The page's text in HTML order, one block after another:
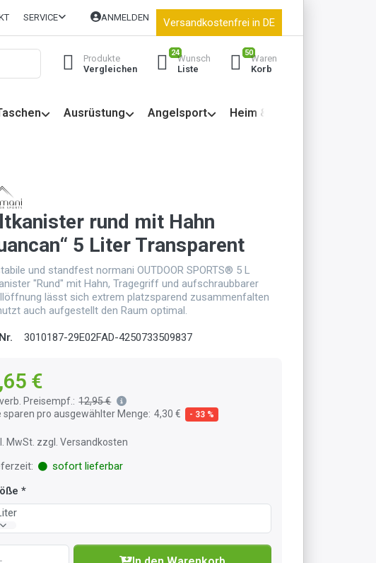
SERVICE ANMELDEN Versandkostenfrei in DE
Produkte
Vergleichen
24
Wunsch
Liste
50
Waren
Korb
Ausrüstung Angelsport Heim & Garten
rund mit Hahn
5 Liter Transparent
und standfest normani OUTDOOR SPORTS® 5 L
"Rund" mit Hahn, Tragegriff und aufschraubbarer
lässt sich extrem platzsparend zusammenfalten
auch aufgestellt den Raum optimal.
3010187-29E02FAD-4250733509837
€
Preisempf.: 12,95 €
sparen pro ausgewählter Menge: 4,30 € - 33 %
MwSt. zzgl. Versandkosten
sofort lieferbar